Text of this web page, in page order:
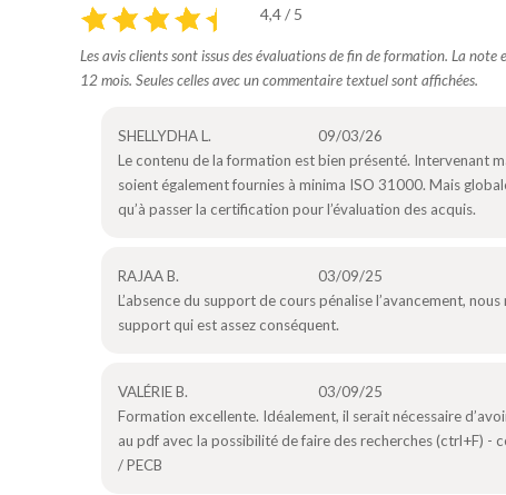
4,4 / 5
Les avis clients sont issus des évaluations de fin de formation. La
12 mois. Seules celles avec un commentaire textuel sont affichées.
SHELLYDHA L. 09/03/26
Le contenu de la formation est bien présenté. Intervenant
soient également fournies à minima ISO 31000. Mais
qu’à passer la certification pour l’évaluation des acquis.
RAJAA B. 03/09/25
L’absence du support de cours pénalise l’avancement,
support qui est assez conséquent.
VALÉRIE B. 03/09/25
Formation excellente. Idéalement, il serait nécessaire
au pdf avec la possibilité de faire des recherches (ctrl+F) -
/ PECB